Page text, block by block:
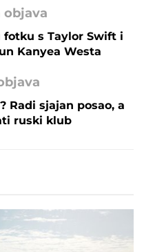
objava
fotku s Taylor Swift i
Kanyea Westa
Radi sjajan posao, a
ruski klub